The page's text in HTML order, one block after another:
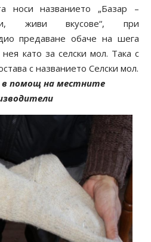
носи названието „Базар –
живи вкусове“, при
предаване обаче на шега
като за селски мол. Така с
с названието Селски мол.
помощ на местните